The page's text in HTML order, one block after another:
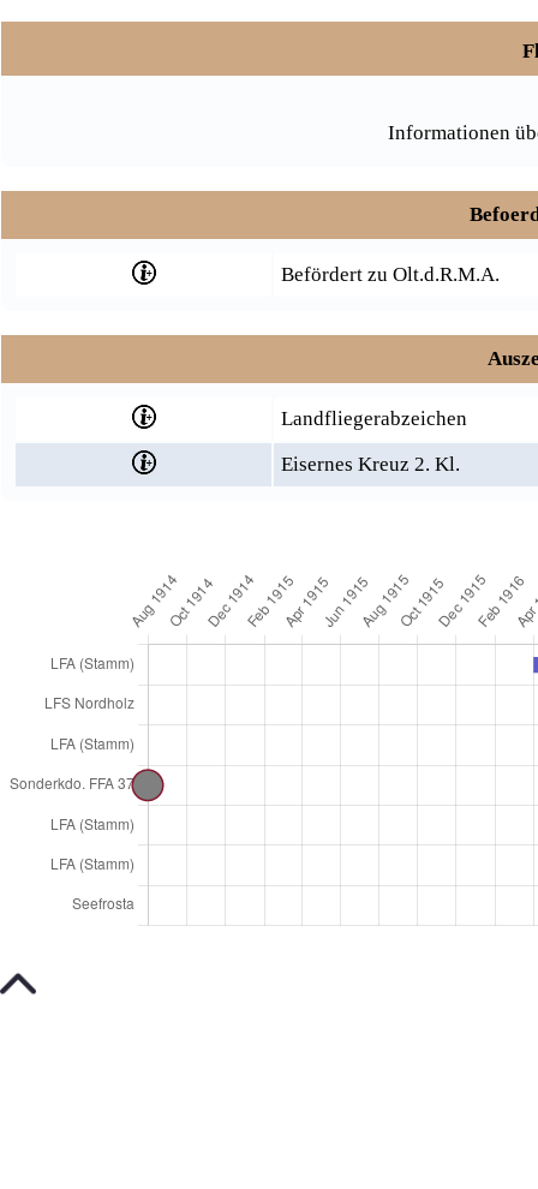
Informationen
Befördert zu Olt.d.R.M.A.
Landfliegerabzeichen
Eisernes Kreuz 2. Kl.